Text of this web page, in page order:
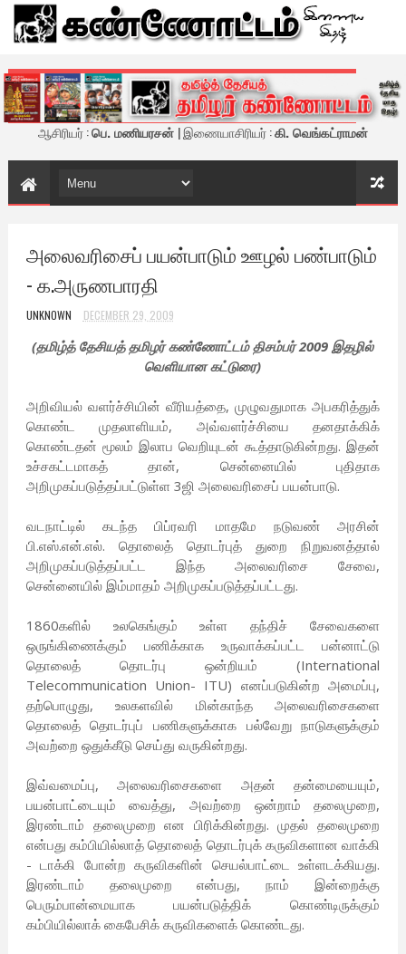
கண்ணோட்டம் - இணைய இதழ்
ஆசிரியர் :பெ. மணியரசன் | இணையாசிரியர் :கி. வெங்கட்ராமன்
அலைவரிசைப் பயன்பாடும் ஊழல் பண்பாடும்
- க.அருணபாரதி
UNKNOWN DECEMBER 29, 2009
(தமிழ்த் தேசியத் தமிழர் கண்ணோட்டம் திசம்பர் 2009 இதழில்
வெளியான கட்டுரை)
அறிவியல் வளர்ச்சியின் வீரியத்தை, முழுவதுமாக அபகரித்துக்
கொண்ட முதலாளியம், அவ்வளர்ச்சியை தனதாக்கிக்
கொண்டதன் மூலம் இலாப வெறியுடன் கூத்தாடுகின்றது. இதன்
உச்சகட்டமாகத் தான், சென்னையில் புதிதாக
அறிமுகப்படுத்தப்பட்டுள்ள 3ஜி அலைவரிசைப் பயன்பாடு.
வடநாட்டில் கடந்த பிப்ரவரி மாதமே நடுவண் அரசின்
பி.எஸ்.என்.எல். தொலைத் தொடர்புத் துறை நிறுவனத்தால்
அறிமுகப்படுத்தப்பட்ட இந்த அலைவரிசை சேவை,
சென்னையில் இம்மாதம் அறிமுகப்படுத்தப்பட்டது.
1860களில் உலகெங்கும் உள்ள தந்திச் சேவைகளை
ஒருங்கிணைக்கும் பணிக்காக உருவாக்கப்பட்ட பன்னாட்டு
தொலைத் தொடர்பு ஒன்றியம் (International
Telecommunication Union- ITU) எனப்படுகின்ற அமைப்பு,
தற்பொழுது, உலகளவில் மின்காந்த அலைவரிசைகளை
தொலைத் தொடர்புப் பணிகளுக்காக பல்வேறு நாடுகளுக்கும்
அவற்றை ஒதுக்கீடு செய்து வருகின்றது.
இவ்வமைப்பு, அலைவரிசைகளை அதன் தன்மையையும்,
பயன்பாட்டையும் வைத்து, அவற்றை ஒன்றாம் தலைமுறை,
இரண்டாம் தலைமுறை என பிரிக்கின்றது. முதல் தலைமுறை
என்பது கம்பியில்லாத் தொலைத் தொடர்புக் கருவிகளான வாக்கி
- டாக்கி போன்ற கருவிகளின் செயல்பாட்டை உள்ளடக்கியது.
இரண்டாம் தலைமுறை என்பது, நாம் இன்றைக்கு
பெரும்பான்மையாக பயன்படுத்திக் கொண்டிருக்கும்
கம்பியில்லாக் கைபேசிக் கருவிகளைக் கொண்டது.